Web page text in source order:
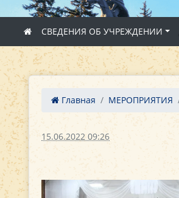
СВЕДЕНИЯ ОБ УЧРЕЖДЕНИИ
Главная МЕРОПРИЯТИЯ
15.06.2022 09:26